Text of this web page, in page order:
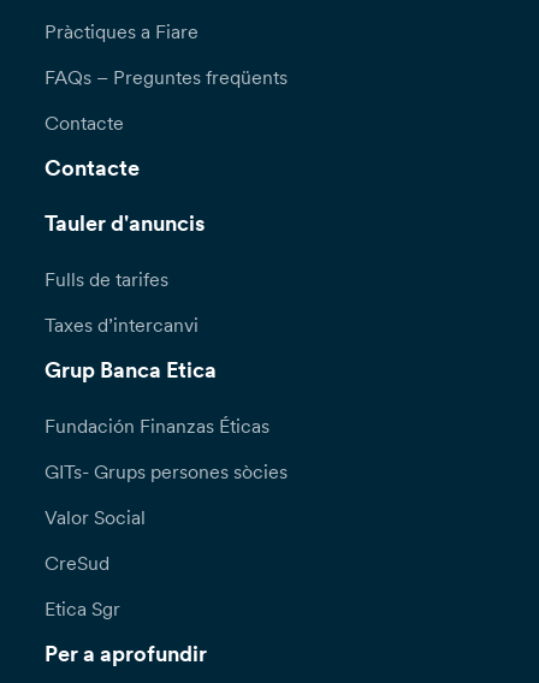
Pràctiques a Fiare
FAQs – Preguntes freqüents
Contacte
Contacte
Tauler d'anuncis
Fulls de tarifes
Taxes d’intercanvi
Grup Banca Etica
Fundación Finanzas Éticas
GITs- Grups persones sòcies
Valor Social
CreSud
Etica Sgr
Per a aprofundir